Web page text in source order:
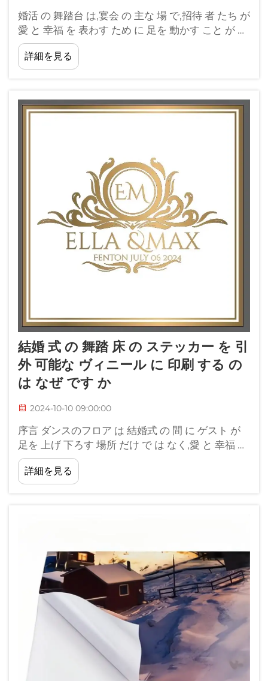
婚活 の 舞踏台 は,宴会 の 主な 場 で,招待 者 たち が
愛 と 幸福 を 表わす ため に 足を 動かす こと が で
き ます. パーソナルスペースに 切り替えられるビ
ニールダンスフロアステッカーで シンプルな床を
エネルギー溢れる...
詳細を見る
結婚 式 の 舞踏 床 の ステッカー を 引
外 可能な ヴィニール に 印刷 する の
は なぜ です か
2024-10-10 09:00:00
序言 ダンスのフロア は 結婚式 の 間 に ゲスト が
足を 上げ 下ろす 場所 だけ で は なく,愛 と 幸福 を
祝う 舞台 です. ここから 人生の思い出の踊りが始
まる
詳細を見る